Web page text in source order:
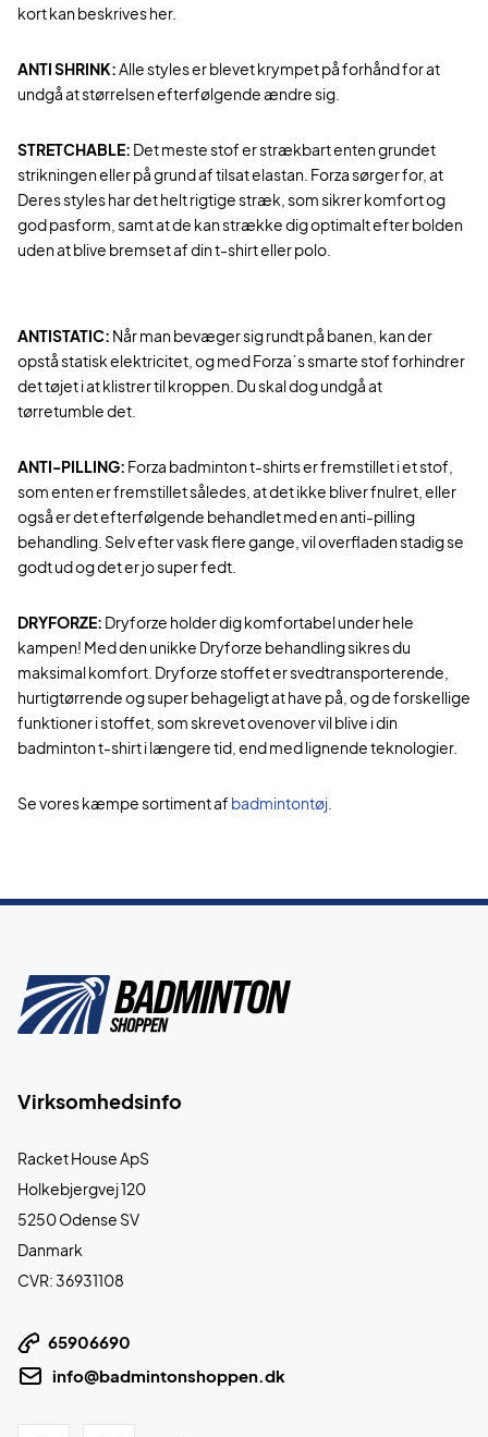
kort kan beskrives her.
ANTI SHRINK:Alle styles er blevet krympet på forhånd for at
undgå at størrelsen efterfølgende ændre sig.
STRETCHABLE: Det meste stof er strækbart enten grundet
strikningen eller på grund af tilsat elastan. Forza sørger for, at
Deres styles har det helt rigtige stræk, som sikrer komfort og
god pasform, samt at de kan strække dig optimalt efter bolden
uden at blive bremset af din t-shirt eller polo.
ANTISTATIC: Når man bevæger sig rundt på banen, kan der
opstå statisk elektricitet, og med Forza´s smarte stof forhindrer
det tøjet i at klistrer til kroppen. Du skal dog undgå at
tørretumble det.
ANTI-PILLING: Forza badminton t-shirts er fremstillet i et stof,
som enten er fremstillet således, at det ikke bliver fnulret, eller
også er det efterfølgende behandlet med en anti-pilling
behandling. Selv efter vask flere gange, vil overfladen stadig se
godt ud og det er jo super fedt.
DRYFORZE: Dryforze holder dig komfortabel under hele
kampen! Med den unikke Dryforze behandling sikres du
maksimal komfort. Dryforze stoffet er svedtransporterende,
hurtigtørrende og super behageligt at have på, og de forskellige
funktioner i stoffet, som skrevet ovenover vil blive i din
badminton t-shirt i længere tid, end med lignende teknologier.
Se vores kæmpe sortiment af badmintontøj
Virksomhedsinfo
Racket House ApS
Holkebjergvej 120
5250 Odense SV
Danmark
CVR: 36931108
65906690
info@badmintonshoppen.dk